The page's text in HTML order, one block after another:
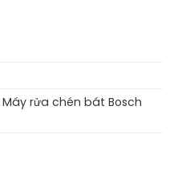
Máy rửa chén bát Bosch